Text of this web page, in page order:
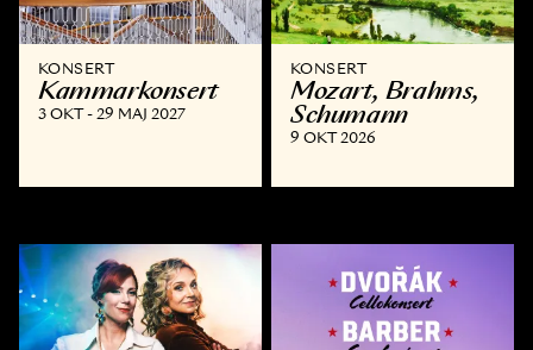
KONSERT
Kammar­konsert
3 OKT - 29 MAJ 2027
KONSERT
Mozart, Brahms,
Schumann
9 OKT 2026